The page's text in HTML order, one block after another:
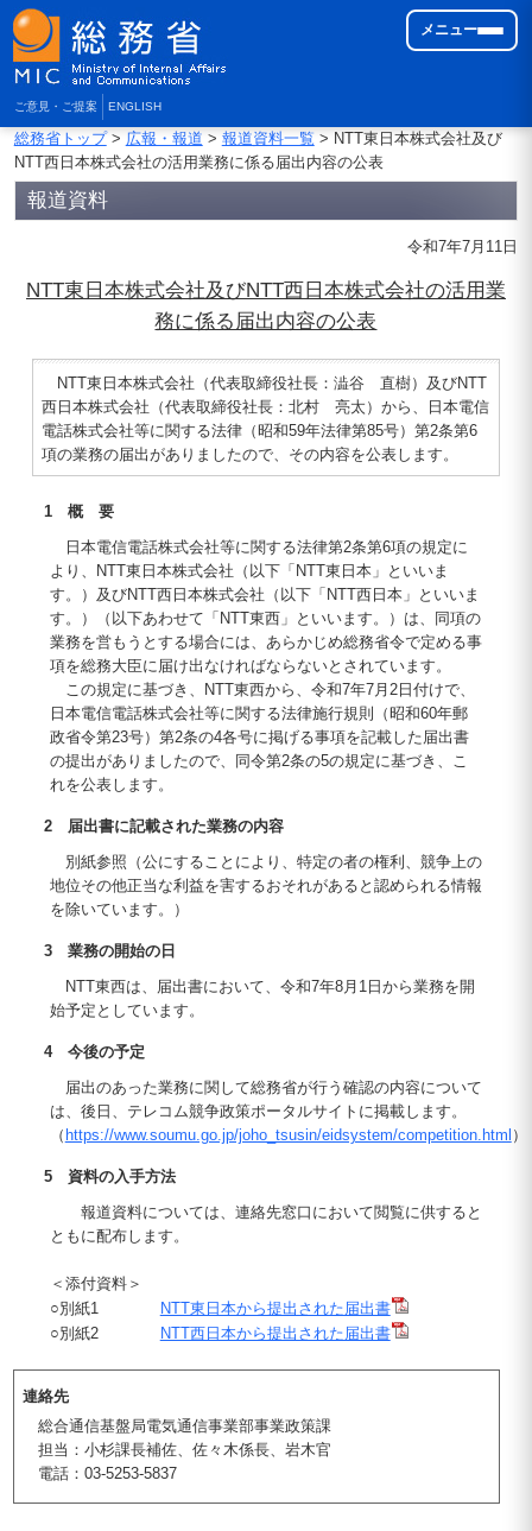
ご意見・ご提案 ENGLISH
メニュー
総務省トップ> 広報・報道 > 報道資料一覧> NTT東日本株式会社及び
NTT西日本株式会社の活用業務に係る届出内容の公表
報道資料
令和7年7月11日
NTT東日本株式会社及びNTT西日本株式会社の活用業
務に係る届出内容の公表
NTT東日本株式会社（代表取締役社長：澁谷 直樹）及びNTT
西日本株式会社（代表取締役社長：北村 亮太）から、日本電信
電話株式会社等に関する法律（昭和59年法律第85号）第2条第6
項の業務の届出がありましたので、その内容を公表します。
1 概 要
日本電信電話株式会社等に関する法律第2条第6項の規定に
より、NTT東日本株式会社（以下「NTT東日本」といいま
す。）及びNTT西日本株式会社（以下「NTT西日本」といいま
す。）（以下あわせて「NTT東西」といいます。）は、同項の
業務を営もうとする場合には、あらかじめ総務省令で定める事
項を総務大臣に届け出なければならないとされています。
この規定に基づき、NTT東西から、令和7年7月2日付けで、
日本電信電話株式会社等に関する法律施行規則（昭和60年郵
政省令第23号）第2条の4各号に掲げる事項を記載した届出書
の提出がありましたので、同令第2条の5の規定に基づき、こ
れを公表します。
2 届出書に記載された業務の内容
別紙参照（公にすることにより、特定の者の権利、競争上の
地位その他正当な利益を害するおそれがあると認められる情報
を除いています。）
3 業務の開始の日
NTT東西は、届出書において、令和7年8月1日から業務を開
始予定としています。
4 今後の予定
届出のあった業務に関して総務省が行う確認の内容について
は、後日、テレコム競争政策ポータルサイトに掲載します。
（ https://www.soumu.go.jp/joho_tsusin/eidsystem/competition.html ）
5 資料の入手方法
報道資料については、連絡先窓口において閲覧に供すると
ともに配布します。
＜添付資料＞
○別紙1
NTT東日本から提出された届出書
○別紙2
NTT西日本から提出された届出書
連絡先
総合通信基盤局電気通信事業部事業政策課
担当：小杉課長補佐、佐々木係長、岩木官
電話：03-5253-5837